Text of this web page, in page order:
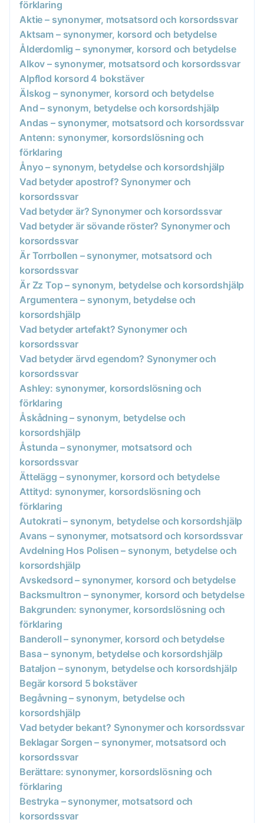
förklaring
Aktie – synonymer, motsatsord och korsordssvar
Aktsam – synonymer, korsord och betydelse
Ålderdomlig – synonymer, korsord och betydelse
Alkov – synonymer, motsatsord och korsordssvar
Alpflod korsord 4 bokstäver
Älskog – synonymer, korsord och betydelse
And – synonym, betydelse och korsordshjälp
Andas – synonymer, motsatsord och korsordssvar
Antenn: synonymer, korsordslösning och
förklaring
Ånyo – synonym, betydelse och korsordshjälp
Vad betyder apostrof? Synonymer och
korsordssvar
Vad betyder är? Synonymer och korsordssvar
Vad betyder är sövande röster? Synonymer och
korsordssvar
Är Torrbollen – synonymer, motsatsord och
korsordssvar
Är Zz Top – synonym, betydelse och korsordshjälp
Argumentera – synonym, betydelse och
korsordshjälp
Vad betyder artefakt? Synonymer och
korsordssvar
Vad betyder ärvd egendom? Synonymer och
korsordssvar
Ashley: synonymer, korsordslösning och
förklaring
Åskådning – synonym, betydelse och
korsordshjälp
Åstunda – synonymer, motsatsord och
korsordssvar
Ättelägg – synonymer, korsord och betydelse
Attityd: synonymer, korsordslösning och
förklaring
Autokrati – synonym, betydelse och korsordshjälp
Avans – synonymer, motsatsord och korsordssvar
Avdelning Hos Polisen – synonym, betydelse och
korsordshjälp
Avskedsord – synonymer, korsord och betydelse
Backsmultron – synonymer, korsord och betydelse
Bakgrunden: synonymer, korsordslösning och
förklaring
Banderoll – synonymer, korsord och betydelse
Basa – synonym, betydelse och korsordshjälp
Bataljon – synonym, betydelse och korsordshjälp
Begär korsord 5 bokstäver
Begåvning – synonym, betydelse och
korsordshjälp
Vad betyder bekant? Synonymer och korsordssvar
Beklagar Sorgen – synonymer, motsatsord och
korsordssvar
Berättare: synonymer, korsordslösning och
förklaring
Bestryka – synonymer, motsatsord och
korsordssvar